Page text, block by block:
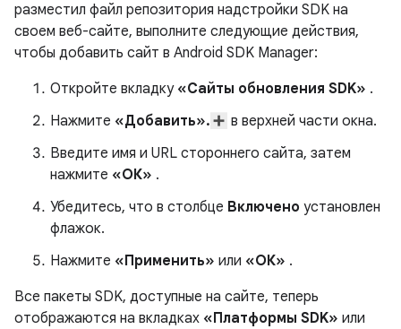
разместил файл репозитория надстройки SDK на
своем веб-сайте, выполните следующие действия,
чтобы добавить сайт в Android SDK Manager:
Откройте вкладку «Сайты обновления SDK» .
Нажмите «Добавить».
в верхней части окна.
Введите имя и URL стороннего сайта, затем
нажмите «ОК» .
Убедитесь, что в столбце Включено установлен
флажок.
Нажмите «Применить» или «ОК» .
Все пакеты SDK, доступные на сайте, теперь
отображаются на вкладках «Платформы SDK» или